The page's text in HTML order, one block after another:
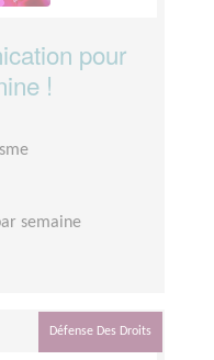
pour
!
semaine
Défense Des Droits